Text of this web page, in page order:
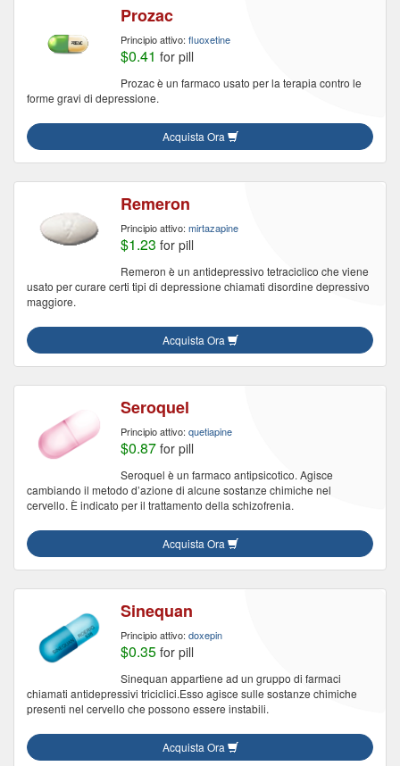
Prozac
Principio attivo: fluoxetine
$0.41 for pill
Prozac è un farmaco usato per la terapia contro le
forme gravi di depressione.
Acquista Ora
Remeron
Principio attivo: mirtazapine
$1.23 for pill
Remeron è un antidepressivo tetraciclico che viene
usato per curare certi tipi di depressione chiamati disordine depressivo
maggiore.
Acquista Ora
Seroquel
Principio attivo: quetiapine
$0.87 for pill
Seroquel è un farmaco antipsicotico. Agisce
cambiando il metodo d’azione di alcune sostanze chimiche nel
cervello. È indicato per il trattamento della schizofrenia.
Acquista Ora
Sinequan
Principio attivo: doxepin
$0.35 for pill
Sinequan appartiene ad un gruppo di farmaci
chiamati antidepressivi triciclici.Esso agisce sulle sostanze chimiche
presenti nel cervello che possono essere instabili.
Acquista Ora